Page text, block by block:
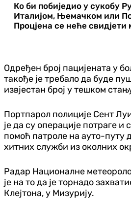
Ко би побиједио у сукобу
Италијом, Њемачком или
Процјена се неће свидјети
Одређен број пацијената у
такође је требало да буде
извјестан број у тешком
Портпарол полиције Сент
је да су операције потраге и
помоћ патроле на ауто-путу
хитних служби из околних
Радар Националне
је на то да је торнадо
Клејтона, у Мизурију.